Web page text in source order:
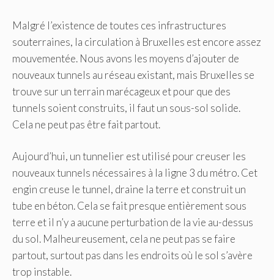
Malgré l’existence de toutes ces infrastructures
souterraines, la circulation à Bruxelles est encore assez
mouvementée. Nous avons les moyens d’ajouter de
nouveaux tunnels au réseau existant, mais Bruxelles se
trouve sur un terrain marécageux et pour que des
tunnels soient construits, il faut un sous-sol solide.
Cela ne peut pas être fait partout.
Aujourd’hui, un tunnelier est utilisé pour creuser les
nouveaux tunnels nécessaires à la ligne 3 du métro. Cet
engin creuse le tunnel, draine la terre et construit un
tube en béton. Cela se fait presque entièrement sous
terre et il n’y a aucune perturbation de la vie au-dessus
du sol. Malheureusement, cela ne peut pas se faire
partout, surtout pas dans les endroits où le sol s’avère
trop instable.